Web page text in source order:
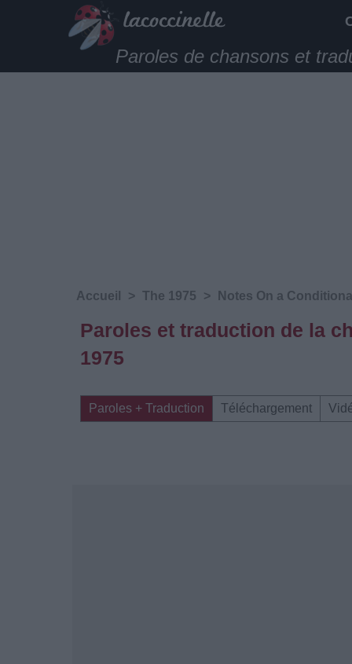
Paroles de chansons et
Accueil > The 1975 > Notes On a
Paroles et traduction de la
1975
Paroles + Traduction Téléchargement